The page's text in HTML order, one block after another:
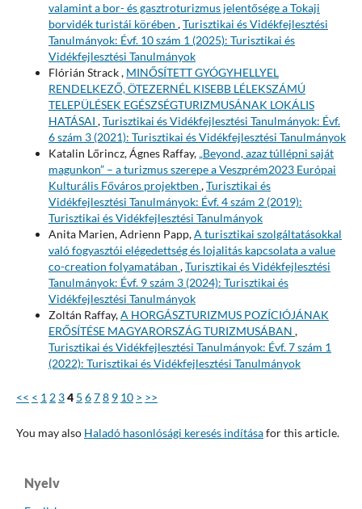
valamint a bor- és gasztroturizmus jelentősége a Tokaji
borvidék turistái körében ,Turisztikai és Vidékfejlesztési
Tanulmányok: Évf. 10 szám 1 (2025): Turisztikai és
Vidékfejlesztési Tanulmányok
Flórián Strack , MINŐSÍTETT GYÓGYHELLYEL
RENDELKEZŐ, ÖTEZERNÉL KISEBB LÉLEKSZÁMÚ
TELEPÜLÉSEK EGÉSZSÉGTURIZMUSÁNAK LOKÁLIS
HATÁSAI ,Turisztikai és Vidékfejlesztési Tanulmányok: Évf.
6 szám 3 (2021): Turisztikai és Vidékfejlesztési Tanulmányok
Katalin Lőrincz, Ágnes Raffay, „Beyond, azaz túllépni saját
magunkon” – a turizmus szerepe a Veszprém2023 Európai
Kulturális Főváros projektben ,Turisztikai és
Vidékfejlesztési Tanulmányok: Évf. 4 szám 2 (2019):
Turisztikai és Vidékfejlesztési Tanulmányok
Anita Marien, Adrienn Papp,A turisztikai szolgáltatásokkal
való fogyasztói elégedettség és lojalitás kapcsolata a value
co-creation folyamatában ,Turisztikai és Vidékfejlesztési
Tanulmányok: Évf. 9 szám 3 (2024): Turisztikai és
Vidékfejlesztési Tanulmányok
Zoltán Raffay,A HORGÁSZTURIZMUS POZÍCIÓJÁNAK
ERŐSÍTÉSE MAGYARORSZÁG TURIZMUSÁBAN ,
Turisztikai és Vidékfejlesztési Tanulmányok: Évf. 7 szám 1
(2022): Turisztikai és Vidékfejlesztési Tanulmányok
<< < 1 2 34 5 678 9 10 > >>
You may also Haladó hasonlósági keresés indításafor this article.
Nyelv